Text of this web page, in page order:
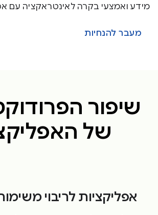
מידע ואמצעי בקרה לאינטראקציה עם
מעבר להנחיות
שיפור
של
אפליקציות לריבוי